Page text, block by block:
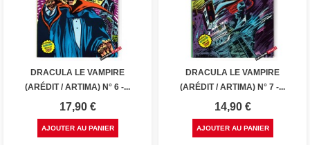
DRACULA LE VAMPIRE
(ARÉDIT / ARTIMA) N° 6 -...
Prix
17,90 €
AJOUTER AU PANIER
DRACULA LE VAMPIRE
(ARÉDIT / ARTIMA) N° 7 -...
Prix
14,90 €
AJOUTER AU PANIER